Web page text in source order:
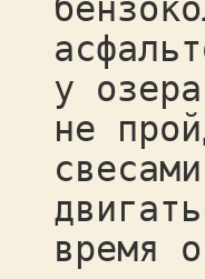
у
не
время